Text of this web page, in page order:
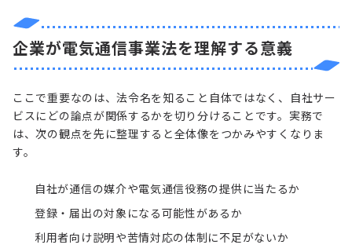
企業が電気通信事業法を理解する意義
ここで重要なのは、法令名を知ること自体ではなく、自社サー
ビスにどの論点が関係するかを切り分けることです。実務で
は、次の観点を先に整理すると全体像をつかみやすくなりま
す。
自社が通信の媒介や電気通信役務の提供に当たるか
登録・届出の対象になる可能性があるか
利用者向け説明や苦情対応の体制に不足がないか